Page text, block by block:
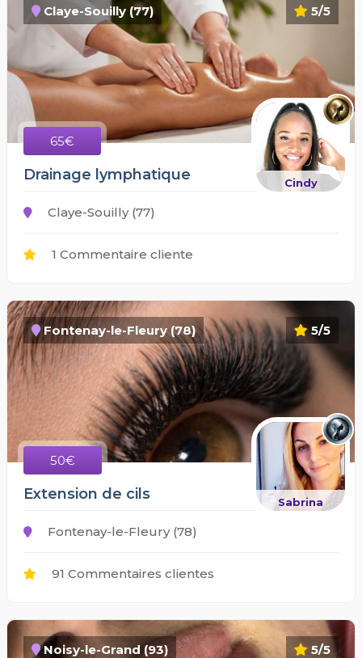
5/5
Claye-Souilly (77)
65€
Cindy
Drainage lymphatique
Claye-Souilly (77)
1 Commentaire cliente
5/5
Fontenay-le-Fleury (78)
50€
Sabrina
Extension de cils
Fontenay-le-Fleury (78)
91 Commentaires clientes
5/5
Noisy-le-Grand (93)